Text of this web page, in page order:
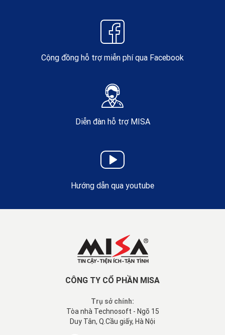
Cộng đồng hỗ trợ miễn phí qua Facebook
Diễn đàn hỗ trợ MISA
Hướng dẫn qua youtube
CÔNG TY CỔ PHẦN MISA
Trụ sở chính:
Tòa nhà Technosoft - Ngõ 15
Duy Tân, Q.Cầu giấy, Hà Nội